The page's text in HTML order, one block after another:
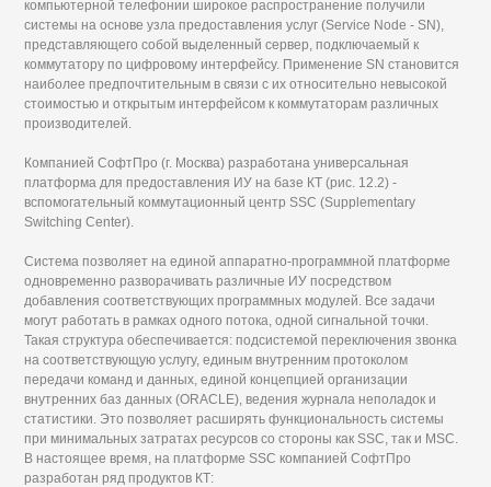
компьютерной телефонии широкое распространение получили
системы на основе узла предоставления услуг (Service Node - SN),
представляющего собой выделенный сервер, подключаемый к
коммутатору по цифровому интерфейсу. Применение SN становится
наиболее предпочтительным в связи с их относительно невысокой
стоимостью и открытым интерфейсом к коммутаторам различных
производителей.
Компанией СофтПро (г. Москва) разработана универсальная
платформа для предоставления ИУ на базе КТ (рис. 12.2) -
вспомогательный коммутационный центр SSC (Supplementary
Switching Center).
Система позволяет на единой аппаратно-программной платформе
одновременно разворачивать различные ИУ посредством
добавления соответствующих программных модулей. Все задачи
могут работать в рамках одного потока, одной сигнальной точки.
Такая структура обеспечивается: подсистемой переключения звонка
на соответствующую услугу, единым внутренним протоколом
передачи команд и данных, единой концепцией организации
внутренних баз данных (ORACLE), ведения журнала неполадок и
статистики. Это позволяет расширять функциональность системы
при минимальных затратах ресурсов со стороны как SSC, так и MSC.
В настоящее время, на платформе SSC компанией СофтПро
разработан ряд продуктов КТ: